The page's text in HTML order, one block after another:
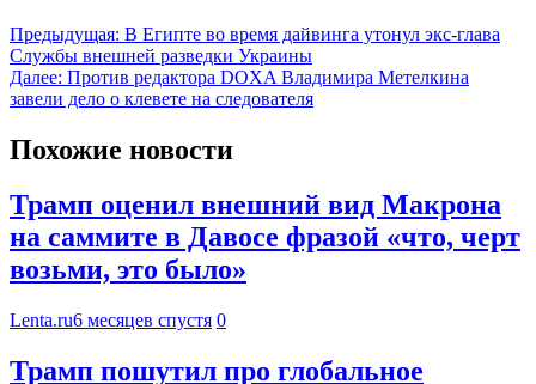
Предыдущая: В Египте во время дайвинга утонул экс-глава
Службы внешней разведки Украины
Далее: Против редактора DOXA Владимира Метелкина
завели дело о клевете на следователя
Похожие новости
Трамп оценил внешний вид Макрона
на саммите в Давосе фразой «что, черт
возьми, это было»
Lenta.ru6 месяцев спустя 0
Трамп пошутил про глобальное